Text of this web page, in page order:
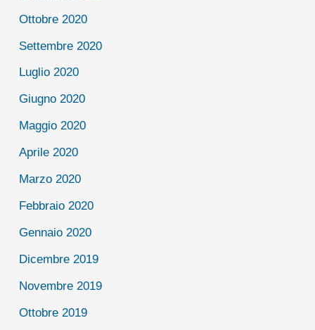
Ottobre 2020
Settembre 2020
Luglio 2020
Giugno 2020
Maggio 2020
Aprile 2020
Marzo 2020
Febbraio 2020
Gennaio 2020
Dicembre 2019
Novembre 2019
Ottobre 2019